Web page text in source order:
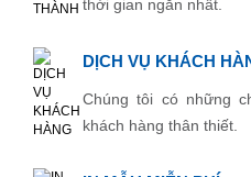
thời gian ngắn nhất.
DỊCH VỤ KHÁCH
Chúng tôi có những
khách hàng thân thiết.